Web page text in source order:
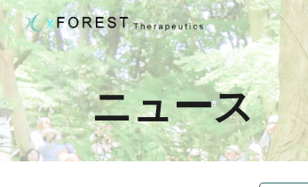
ニュース